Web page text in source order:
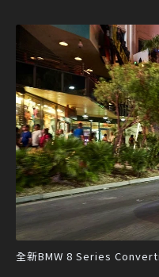
全新BMW 8 Series